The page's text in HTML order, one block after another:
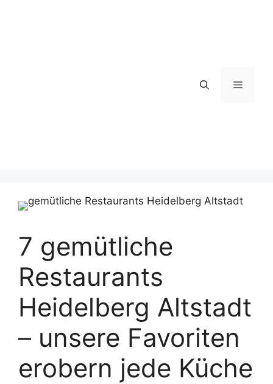
Menü
7 gemütliche
Restaurants
Heidelberg Altstadt
– unsere Favoriten
erobern jede Küche